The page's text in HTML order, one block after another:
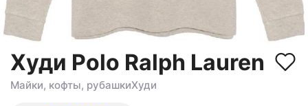
Худи Polo Ralph Lauren
Майки, кофты, рубашкиХуди